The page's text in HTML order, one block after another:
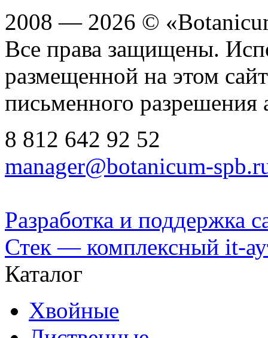
2008 — 2026 ©
Все права защищены.
размещенной на этом
письменного разрешения
8 812 642 92 52
manager@botanicum-
Разработка и поддержка
Стек — комплексный it-
Каталог
Хвойные